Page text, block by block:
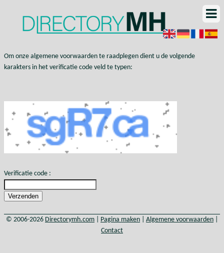
Om onze algemene voorwaarden te raadplegen dient u de volgende
karakters in het verificatie code veld te typen:
Verificatie code :
© 2006-2026 Directorymh.com Pagina maken Algemene voorwaarden
Contact